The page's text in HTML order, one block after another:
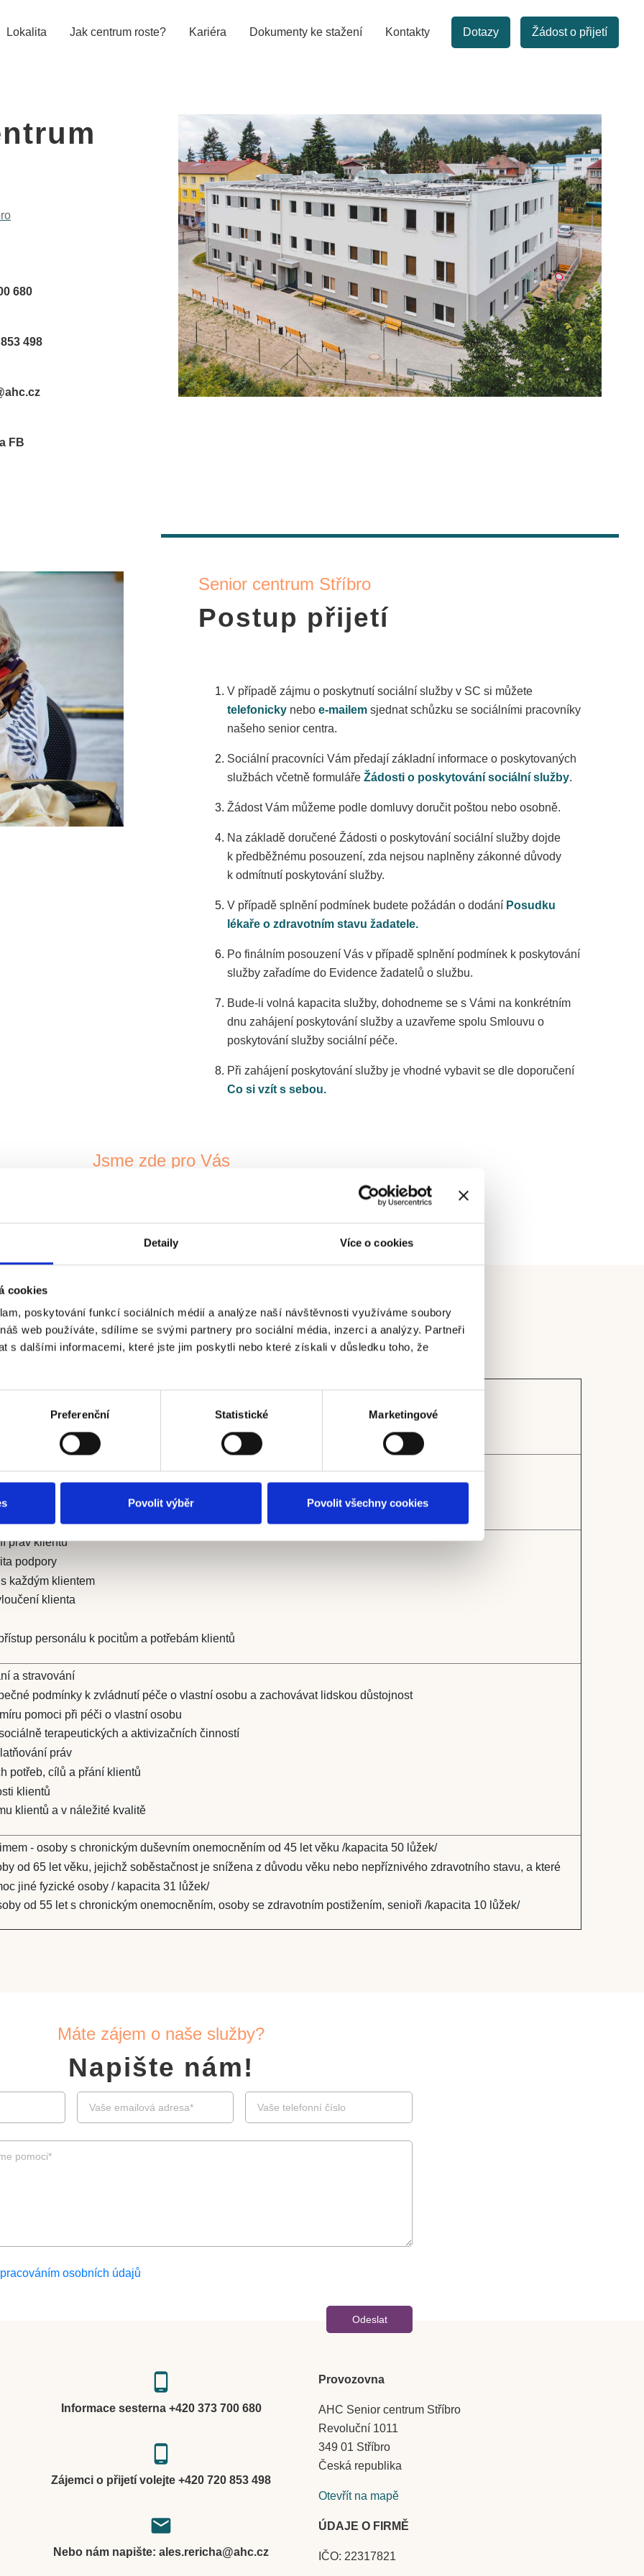
Detaily Více o cookies
cookies
poskytování funkcí sociálních médií a analýze naší návštěvnosti využíváme soubory
web používáte, sdílíme se svými partnery pro sociální média, inzerci a analýzy. Partneři
s dalšími informacemi, které jste jim poskytli nebo které získali v důsledku toho, že
Preferenční Statistické Marketingové
Povolit výběr Povolit všechny cookies
Lokalita Jak centrum roste? Kariéra Dokumenty ke stažení Kontakty Dotazy Žádost o přijetí
680
498
FB
Senior centrum Stříbro
Postup přijetí
V případě zájmu o poskytnutí sociální služby v SC si můžete
telefonicky nebo e-mailem sjednat schůzku se sociálními pracovníky
našeho senior centra.
Sociální pracovníci Vám předají základní informace o poskytovaných
službách včetně formuláře Žádosti o poskytování sociální služby.
Žádost Vám můžeme podle domluvy doručit poštou nebo osobně.
Na základě doručené Žádosti o poskytování sociální služby dojde
k předběžnému posouzení, zda nejsou naplněny zákonné důvody
k odmítnutí poskytování služby.
V případě splnění podmínek budete požádán o dodání Posudku
lékaře o zdravotním stavu žadatele.
Po finálním posouzení Vás v případě splnění podmínek k poskytování
služby zařadíme do Evidence žadatelů o službu.
Bude-li volná kapacita služby, dohodneme se s Vámi na konkrétním
dnu zahájení poskytování služby a uzavřeme spolu Smlouvu o
poskytování služby sociální péče.
Při zahájení poskytování služby je vhodné vybavit se dle doporučení
Co si vzít s sebou.
Jsme zde pro Vás
local_post_office
Pište: stribro@ahc.cz
a zkvalitnit život klientů v rodinném prostředí domova
a podporu
práv klientů
podpory
každým klientem
klienta
personálu k pocitům a potřebám klientů
a stravování
podmínky k zvládnutí péče o vlastní osobu a zachovávat lidskou důstojnost
pomoci při péči o vlastní osobu
terapeutických a aktivizačních činností
práv
potřeb, cílů a přání klientů
klientů
klientů a v náležité kvalitě
- osoby s chronickým duševním onemocněním od 45 let věku /kapacita 50 lůžek/
od 65 let věku, jejichž soběstačnost je snížena z důvodu věku nebo nepříznivého zdravotního stavu, a které
jiné fyzické osoby / kapacita 31 lůžek/
od 55 let s chronickým onemocněním, osoby se zdravotním postižením, senioři /kapacita 10 lůžek/
Máte zájem o naše služby?
Napište nám!
osobních údajů
phone_android
Informace sesterna +420 373 700 680
phone_android
Zájemci o přijetí volejte +420 720 853 498
local_post_office
Nebo nám napište: ales.rericha@ahc.cz
Provozovna
AHC Senior centrum Stříbro
Revoluční 1011
349 01 Stříbro
Česká republika
Otevřít na mapě
ÚDAJE O FIRMĚ
IČO: 22317821